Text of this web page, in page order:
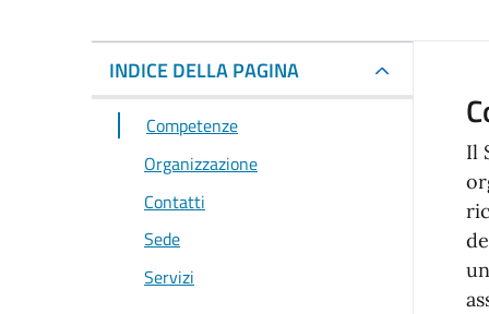
INDICE DELLA PAGINA
Competenze
Organizzazione
Contatti
Sede
Servizi
Il